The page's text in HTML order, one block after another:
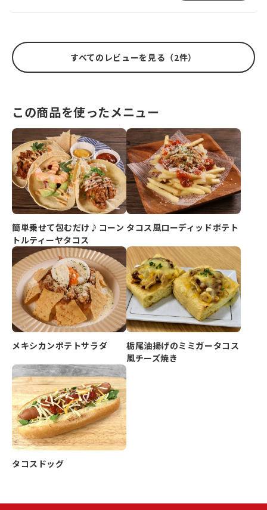
すべてのレビューを見る（2件）
この商品を使ったメニュー
簡単乗せて包むだけ♪コーン
トルティーヤタコス
タコス風ローディッドポテト
メキシカンポテトサラダ
栃尾油揚げのミミガータコス
風チーズ焼き
タコスドッグ